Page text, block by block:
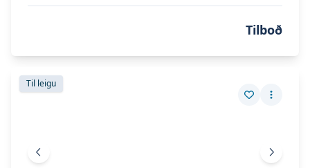
Tilboð
Skoða eignina
Til leigu
Vista eign
Fleiri
Skoða eignina
Fyrri mynd Næsta